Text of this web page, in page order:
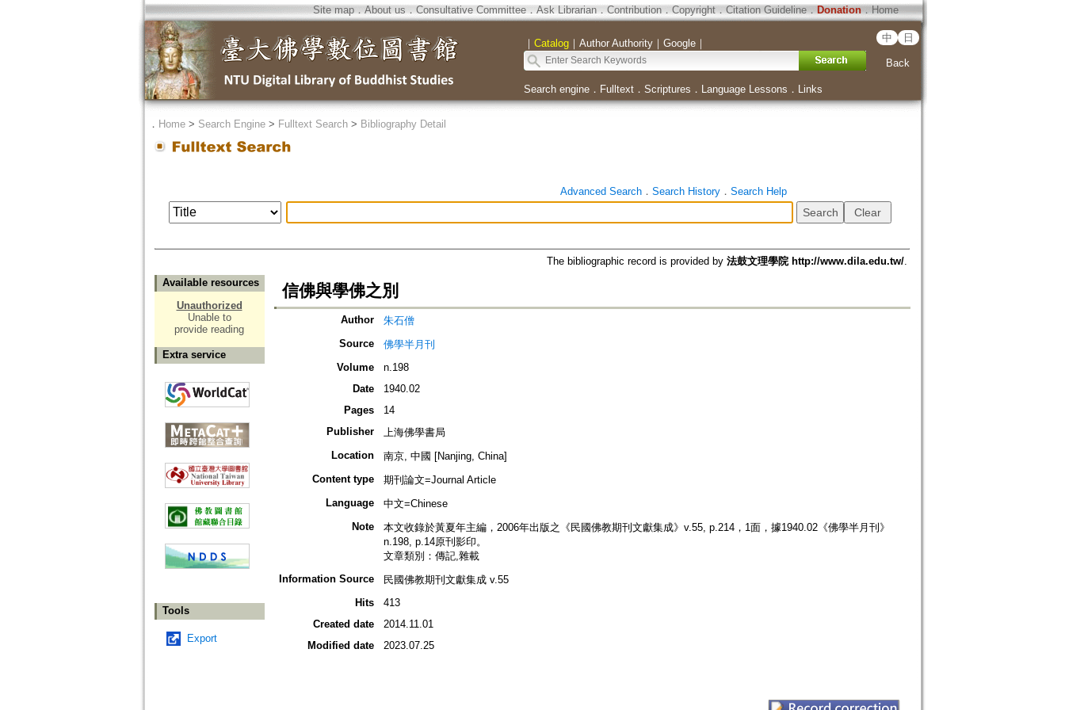
Site map．About us ． Consultative Committee． Ask Librarian． Contribution．Copyright．Citation Guideline． Donation．Home
｜ Catalog｜ Author Authority｜ Google｜ 中 日
Back
Search engine． Fulltext． Scriptures ． Language Lessons ． Links
． Home> Search Engine> Fulltext Search> Bibliography Detail
Advanced Search． Search History． Search Help
The bibliographic record is provided by 法鼓文理學院 http://www.dila.edu.tw/.
Available resources
Unauthorized
Unable to
provide reading
Extra service
Tools
Export
信佛與學佛之別
Author
朱石僧
Source
佛學半月刊
Volume
n.198
Date
1940.02
Pages
14
Publisher
上海佛學書局
Location
南京, 中國 [Nanjing, China]
Content type
期刊論文=Journal Article
Language
中文=Chinese
Note
本文收錄於黃夏年主編，2006年出版之《民國佛教期刊文獻集成》v.55, p.214，1面，據1940.02《佛學半月刊》
n.198, p.14原刊影印。
文章類別：傳記,雜載
Information Source
民國佛教期刊文獻集成 v.55
Hits
413
Created date
2014.11.01
Modified date
2023.07.25